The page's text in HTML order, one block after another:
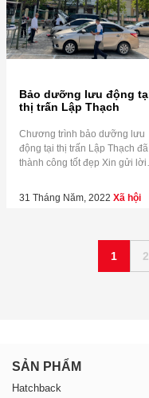
Bảo dưỡng lưu động
thị trấn Lập Thạch
Chương trình bảo dưỡng lưu
động tại thị trấn Lập Thạch đã
thành công tốt đẹp ️Xin gửi lời
trấn Lập Thạch đến tham dự.
Mong rằng hoạt động này sẽ
31 Tháng Năm, 2022 Xã hội
1 2
SẢN PHẨM
Hatchback